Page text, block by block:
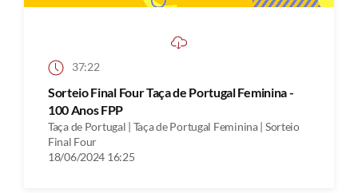
37:22
Sorteio Final Four Taça de Portugal Feminina -
100 Anos FPP
Taça de Portugal | Taça de Portugal Feminina | Sorteio
Final Four
18/06/2024 16:25